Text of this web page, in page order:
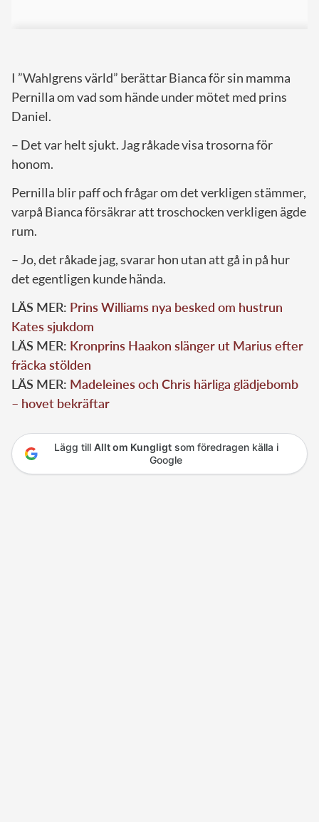
I ”Wahlgrens värld” berättar Bianca för sin mamma
Pernilla om vad som hände under mötet med prins
Daniel.
– Det var helt sjukt. Jag råkade visa trosorna för
honom.
Pernilla blir paff och frågar om det verkligen stämmer,
varpå Bianca försäkrar att troschocken verkligen ägde
rum.
– Jo, det råkade jag, svarar hon utan att gå in på hur
det egentligen kunde hända.
LÄS MER: Prins Williams nya besked om hustrun
Kates sjukdom
LÄS MER: Kronprins Haakon slänger ut Marius efter
fräcka stölden
LÄS MER: Madeleines och Chris härliga glädjebomb
– hovet bekräftar
Lägg till Allt om Kungligtsom föredragen källa i
Google